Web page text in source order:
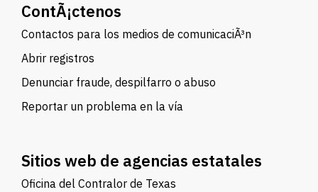
ContÃ¡ctenos
Contactos para los medios de comunicaciÃ³n
Abrir registros
Denunciar fraude, despilfarro o abuso
Reportar un problema en la vía
Sitios web de agencias estatales
Oficina del Contralor de Texas